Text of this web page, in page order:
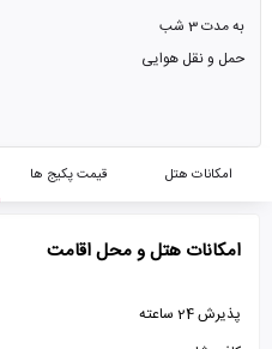
به مدت 3 شب
حمل و نقل هوایی
امکانات هتل قیمت پکیج ها
امکانات هتل و محل اقامت
پذیرش 24 ساعته